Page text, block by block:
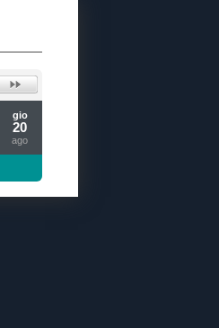
gio
20
ago